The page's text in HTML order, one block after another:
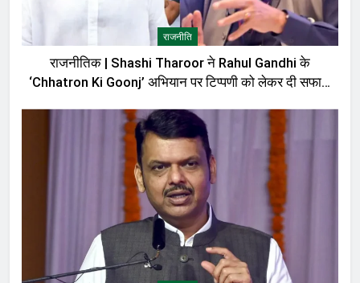
राजनीति
राजनीतिक | Shashi Tharoor ने Rahul Gandhi के
‘Chhatron Ki Goonj’ अभियान पर टिप्पणी को लेकर दी सफाई,